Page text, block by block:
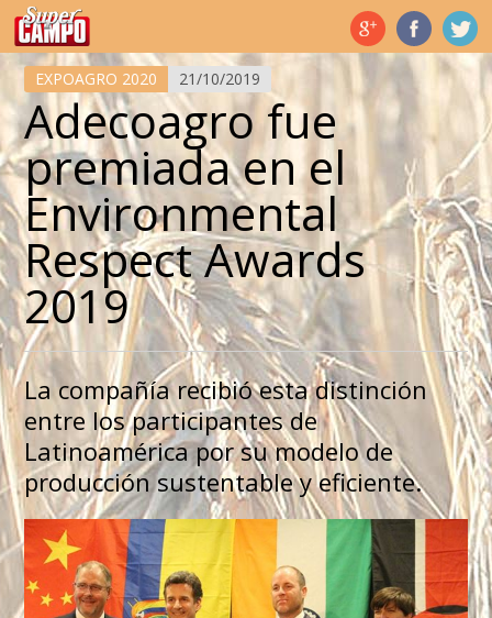
Temas de hoy
EXPOAGRO 2020 21/10/2019
Adecoagro fue
premiada en el
Environmental
Respect Awards
2019
La compañía recibió esta distinción
entre los participantes de
Latinoamérica por su modelo de
producción sustentable y eficiente.